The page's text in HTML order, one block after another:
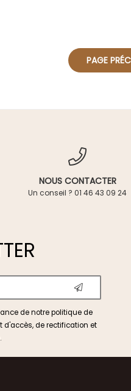
NOUS CONTACTER
Un conseil ? 01 46 43 09 24
de notrepolitique de
d'accès, de rectification et